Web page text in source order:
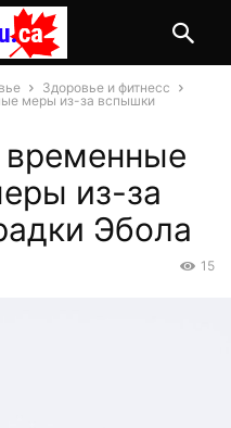
Здоровье и фитнесс
меры из-за вспышки
временные
из-за
Эбола
15